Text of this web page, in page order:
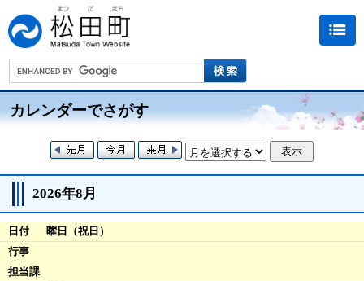
カレンダーでさがす
2026年8月
日付
曜日（祝日）
行事
担当課